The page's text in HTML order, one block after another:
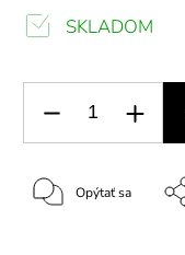
SKLADOM
Opýtať sa